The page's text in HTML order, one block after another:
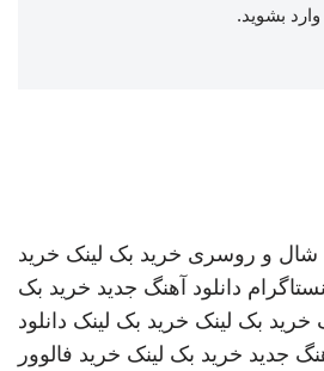
وارد بشوید.
شال و روسری خرید بک لینک خرید
دانلود آهنگ جدید خرید بک
خرید بک لینک خرید بک لینک دانلود
جدید خرید بک لینک خرید فالوور